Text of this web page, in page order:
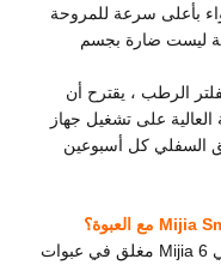
بأعلى سرعة للمروحة
ليست ضارة بجسم
الرطب ، يقترح أن
على تشغيل جهاز
السفلي كل أسبوعين
ج: الفلتر المرفق مع جهاز تنقية الهواء الذكي Mijia 6 مغلق في عبوات